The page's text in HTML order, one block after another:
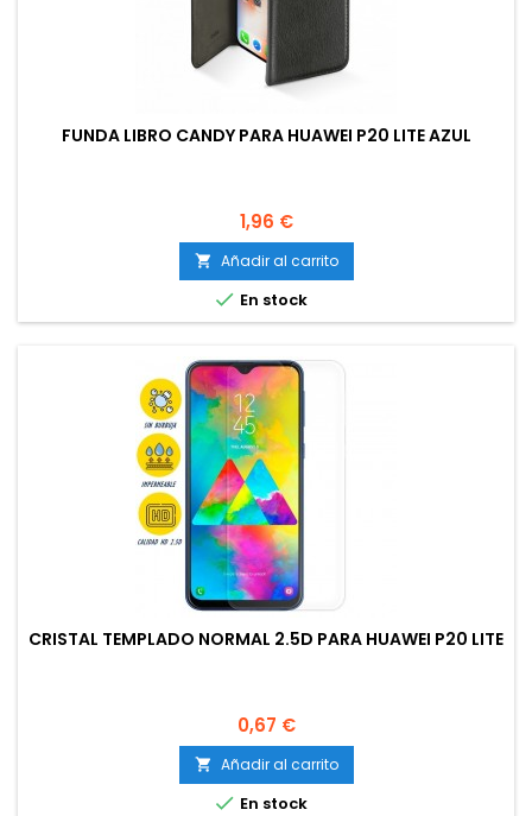
FUNDA LIBRO CANDY PARA HUAWEI P20 LITE AZUL
Precio
1,96 €
 Añadir al carrito
 En stock
CRISTAL TEMPLADO NORMAL 2.5D PARA HUAWEI P20 LITE
Precio
0,67 €
 Añadir al carrito
 En stock